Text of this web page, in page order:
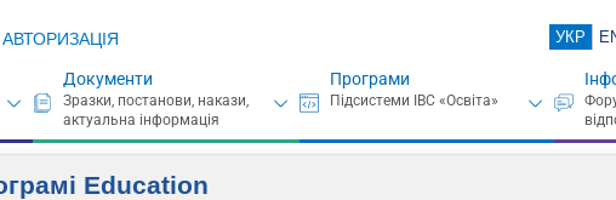
АВТОРИЗАЦІЯ УКР
Документи Програми
Eduсation